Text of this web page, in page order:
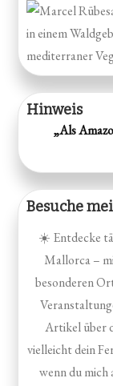
Hinweis
„Als
Besuche
☀️ Entdecke
Mallorca –
besonderen
Artikel über
vielleicht dein
wenn du mich